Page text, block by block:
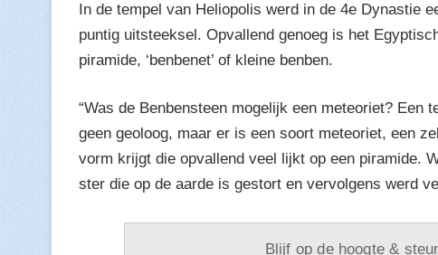
In de tempel van Heliopolis werd in de 4e Dynastie
puntig uitsteeksel. Opvallend genoeg is het
piramide, ‘benbenet’ of kleine benben.
“Was de Benbensteen mogelijk een meteoriet? Een
geen geoloog, maar er is een soort meteoriet, een
vorm krijgt die opvallend veel lijkt op een piramide.
ster die op de aarde is gestort en vervolgens werd
Blijf op de hoogte &